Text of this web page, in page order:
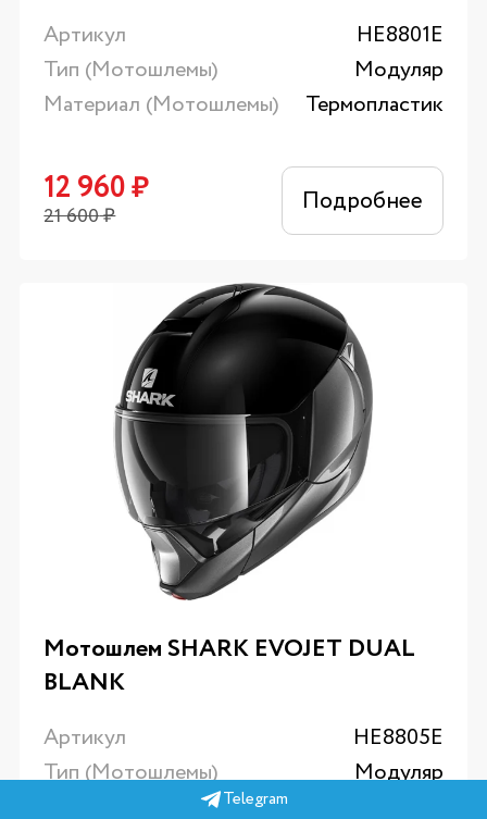
Артикул
HE8801E
Тип (Мотошлемы)
Модуляр
Материал (Мотошлемы)
Термопластик
12 960₽
21 600₽ Подробнее
Мотошлем SHARK EVOJET DUAL
BLANK
Артикул
HE8805E
Тип (Мотошлемы)
Модуляр
Материал (Мотошлемы)
Telegram